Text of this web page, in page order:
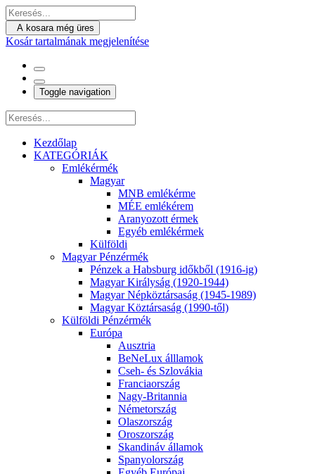
A kosara még üres
Kosár tartalmának megjelenítése
Toggle navigation
Kezdőlap
KATEGÓRIÁK
Emlékérmék
Magyar
MNB emlékérme
MÉE emlékérem
Aranyozott érmek
Egyéb emlékérmek
Külföldi
Magyar Pénzérmék
Pénzek a Habsburg időkből (1916-ig)
Magyar Királyság (1920-1944)
Magyar Népköztársaság (1945-1989)
Magyar Köztársaság (1990-től)
Külföldi Pénzérmék
Európa
Ausztria
BeNeLux álllamok
Cseh- és Szlovákia
Franciaország
Nagy-Britannia
Németország
Olaszország
Oroszország
Skandináv államok
Spanyolország